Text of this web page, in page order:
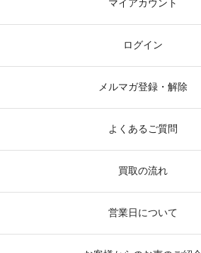
マイアカウント
ログイン
メルマガ登録・解除
よくあるご質問
買取の流れ
営業日について